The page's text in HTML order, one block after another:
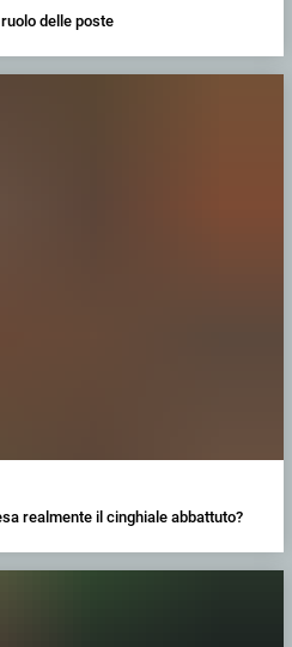
delle poste
realmente il cinghiale abbattuto?